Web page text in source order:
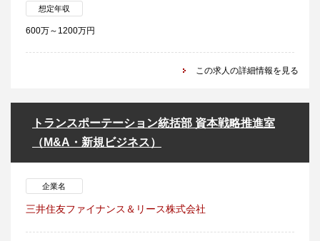
想定年収
600万～1200万円
この求人の詳細情報を見る
トランスポーテーション統括部 資本戦略推進室
（M&A・新規ビジネス）
企業名
三井住友ファイナンス＆リース株式会社